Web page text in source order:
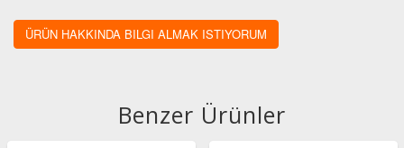
Ses çıkış gücü 4X41W
ÜRÜN HAKKINDA BILGI ALMAK ISTIYORUM
Benzer Ürünler